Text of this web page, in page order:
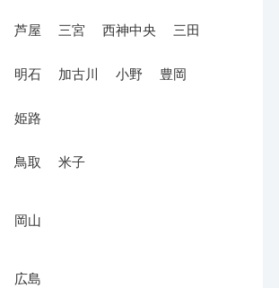
芦屋 三宮 西神中央 三田
明石 加古川 小野 豊岡
姫路
鳥取 米子
岡山
広島